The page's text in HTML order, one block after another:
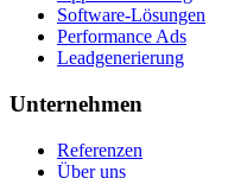
Software-Lösungen
Performance Ads
Leadgenerierung
Unternehmen
Referenzen
Über uns